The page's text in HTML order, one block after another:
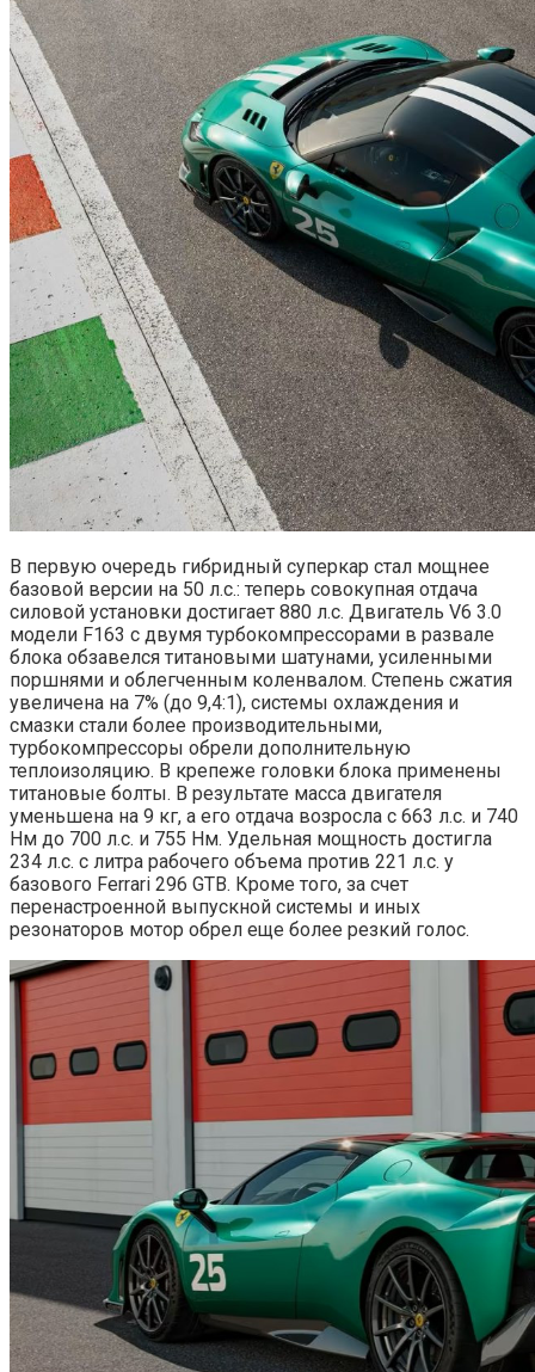
В первую очередь гибридный суперкар стал мощнее
базовой версии на 50 л.с.: теперь совокупная отдача
силовой установки достигает 880 л.с. Двигатель V6 3.0
модели F163 с двумя турбокомпрессорами в развале
блока обзавелся титановыми шатунами, усиленными
поршнями и облегченным коленвалом. Степень сжатия
увеличена на 7% (до 9,4:1), системы охлаждения и
смазки стали более производительными,
турбокомпрессоры обрели дополнительную
теплоизоляцию. В крепеже головки блока применены
титановые болты. В результате масса двигателя
уменьшена на 9 кг, а его отдача возросла с 663 л.с. и 740
Нм до 700 л.с. и 755 Нм. Удельная мощность достигла
234 л.с. с литра рабочего объема против 221 л.с. у
базового Ferrari 296 GTB. Кроме того, за счет
перенастроенной выпускной системы и иных
резонаторов мотор обрел еще более резкий голос.